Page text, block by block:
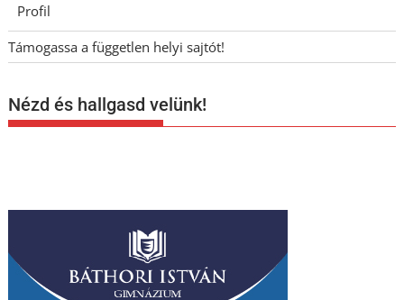
Profil
Támogassa a független helyi sajtót!
Nézd és hallgasd velünk!